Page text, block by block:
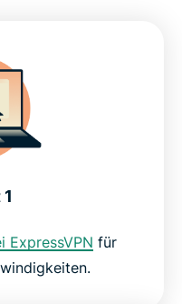
ExpressVPN für